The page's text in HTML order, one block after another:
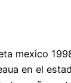
en el